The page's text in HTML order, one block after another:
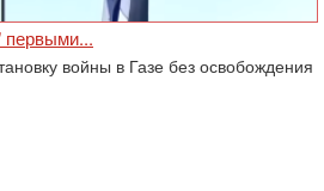
первыми...
войны в Газе без освобождения